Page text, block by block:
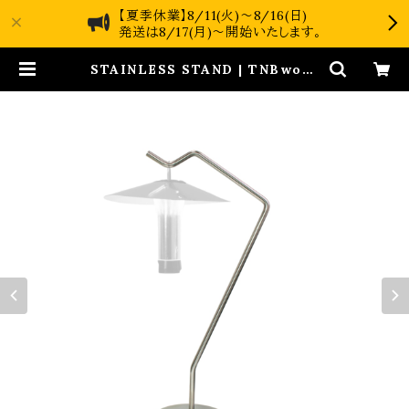
【夏季休業】8/11(火)～8/16(日)
発送は8/17(月)～開始いたします。
STAINLESS STAND | TNBwork